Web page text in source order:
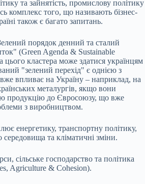
та зайнятість, промислову політику
комплекс того, що називають бізнес-
також є багато запитань.
порядок денний та сталий
(Green Agenda & Sustainable
кластера може здатися українцям
"зелений перехід" є однією з
впливає на Україну – наприклад, на
металургів, якщо вони
продукцію до Євросоюзу, що вже
з виробництвом.
енергетику, транспортну політику,
та кліматичні зміни.
сільське господарство та політика
Agriculture & Cohesion).